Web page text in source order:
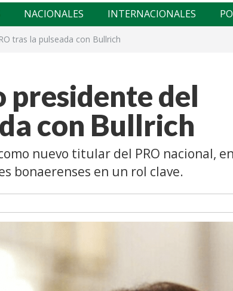
NACIONALES INTERNACIONALES
tras la pulseada con Bullrich
presidente del
con Bullrich
nuevo titular del PRO nacional,
bonaerenses en un rol clave.